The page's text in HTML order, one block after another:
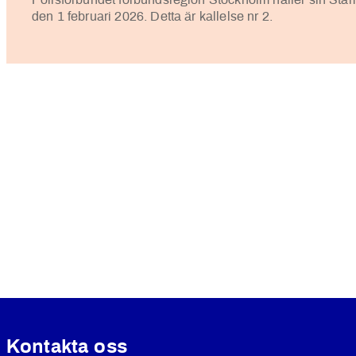
den 1 februari 2026. Detta är kallelse nr 2.
Kontakta oss